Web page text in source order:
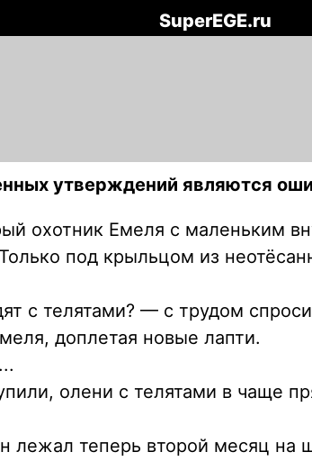
SuperEGE.ru
утверждений являются
охотник Емеля с маленьким
под крыльцом из
с телятами? — с трудом
доплетая новые лапти.
олени с телятами в чаще
лежал теперь второй месяц на